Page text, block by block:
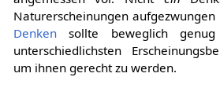
Naturerscheinungen
Denkensollte beweglich
unterschiedlichsten
um ihnen gerecht zu werden.